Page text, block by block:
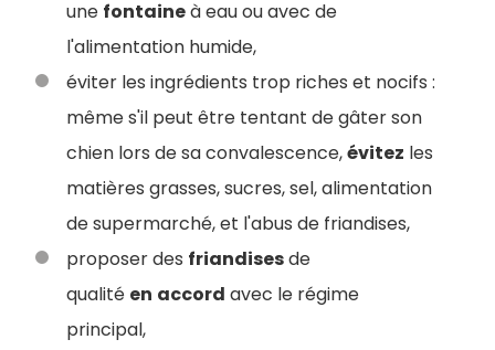
une fontaineà eau ou avec de
l'alimentation humide,
éviter les ingrédients trop riches et nocifs :
même s'il peut être tentant de gâter son
chien lors de sa convalescence,évitez les
matières grasses, sucres, sel, alimentation
de supermarché, et l'abus de friandises,
proposer des friandisesde
qualité en accord avec le régime
principal,